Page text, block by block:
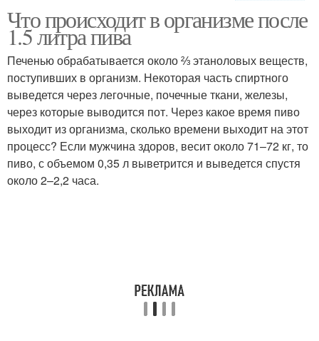
Алкоголь из пива Алкоголь из организма
Пиво в крови
Что происходит в организме после
1.5 литра пива
Печенью обрабатывается около ⅔ этаноловых веществ,
поступивших в организм. Некоторая часть спиртного
выведется через легочные, почечные ткани, железы,
через которые выводится пот. Через какое время пиво
выходит из организма, сколько времени выходит на этот
процесс? Если мужчина здоров, весит около 71–72 кг, то
пиво, с объемом 0,35 л выветрится и выведется спустя
около 2–2,2 часа.